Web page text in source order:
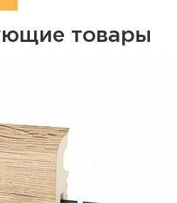
товары